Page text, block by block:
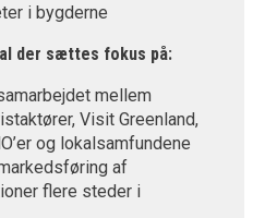
i bygderne
der sættes fokus på:
mellem
Visit Greenland,
og lokalsamfundene
af
flere steder i